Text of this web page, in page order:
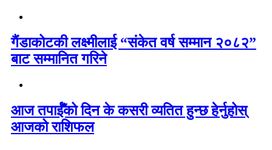
गैंडाकोटकी लक्ष्मीलाई “संकेत वर्ष सम्मान २०८२”
बाट सम्मानित गरिने
आज तपाईँको दिन के कसरी व्यतित हुन्छ हेर्नुहोस्
आजको राशिफल